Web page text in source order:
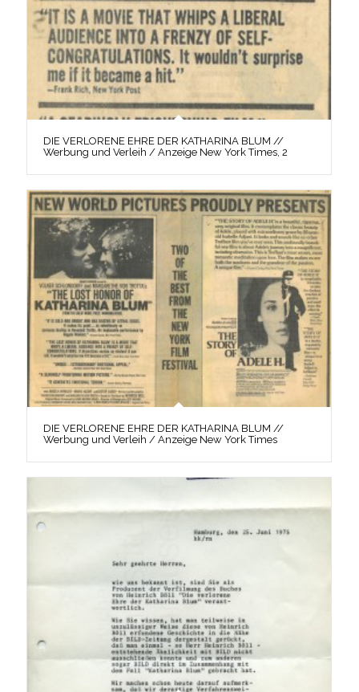
DIE VERLORENE EHRE DER KATHARINA BLUM //
Werbung und Verleih / Anzeige New York Times, 2
DIE VERLORENE EHRE DER KATHARINA BLUM //
Werbung und Verleih / Anzeige New York Times